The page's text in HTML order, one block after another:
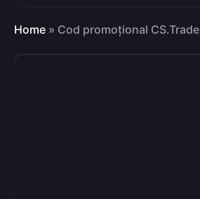
Home » Cod promoțional CS.Trade